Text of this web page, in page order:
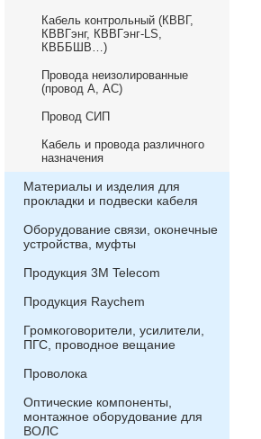
Кабель контрольный (КВВГ,
КВВГэнг, КВВГэнг-LS,
КВББШВ…)
Провода неизолированные
(провод А, АС)
Провод СИП
Кабель и провода различного
назначения
Материалы и изделия для
прокладки и подвески кабеля
Оборудование связи, оконечные
устройства, муфты
Продукция 3М Telecom
Продукция Raychem
Громкоговорители, усилители,
ПГС, проводное вещание
Проволока
Оптические компоненты,
монтажное оборудование для
ВОЛС